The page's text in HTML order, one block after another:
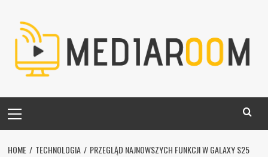
content
Menu
HOME TECHNOLOGIA
PRZEGLĄD NAJNOWSZYCH FUNKCJI W GALAXY S25